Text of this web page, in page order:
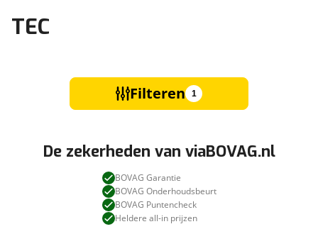
TEC
Filteren 1
De zekerheden van viaBOVAG.nl
BOVAG Garantie
BOVAG Onderhoudsbeurt
BOVAG Puntencheck
Heldere all-in prijzen